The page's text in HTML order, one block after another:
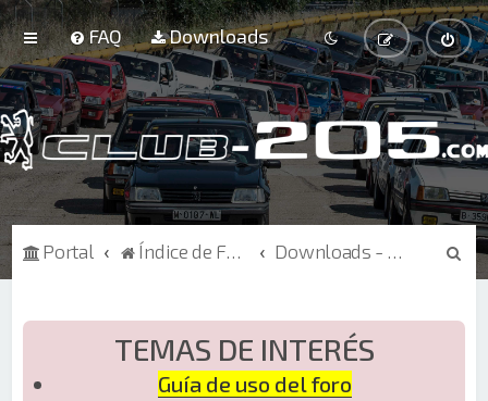
FAQ Downloads
Portal Índice de Foros Downloads - Categories
B
TEMAS DE INTERÉS
Guía de uso del foro